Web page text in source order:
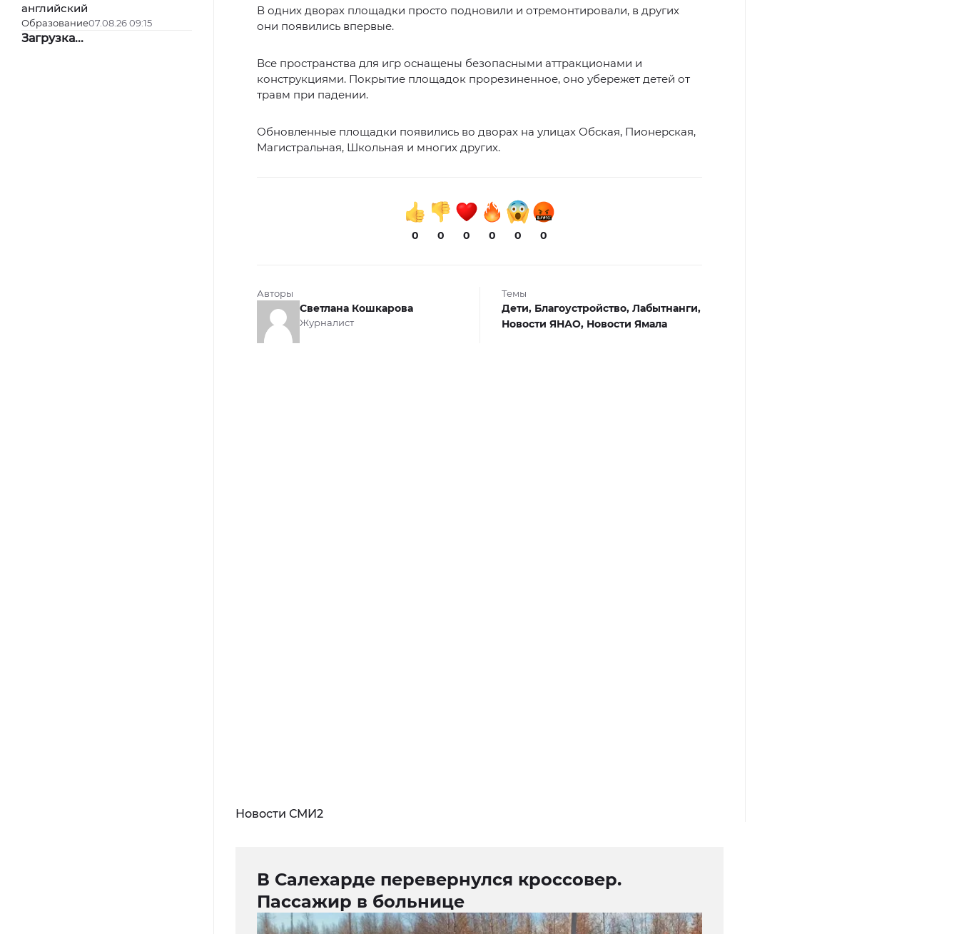
английский
Образование07.08.26 09:15
Загрузка...
В одних дворах площадки просто подновили и отремонтировали, в других
они появились впервые.
Все пространства для игр оснащены безопасными аттракционами и
конструкциями. Покрытие площадок прорезиненное, оно убережет детей от
травм при падении.
Обновленные площадки появились во дворах на улицах Обская, Пионерская,
Магистральная, Школьная и многих других.
0 0 0 0 0 0
Авторы
Светлана Кошкарова
Журналист
Темы
Дети, Благоустройство, Лабытнанги,
Новости ЯНАО, Новости Ямала
Новости СМИ2
В Салехарде перевернулся кроссовер.
Пассажир в больнице